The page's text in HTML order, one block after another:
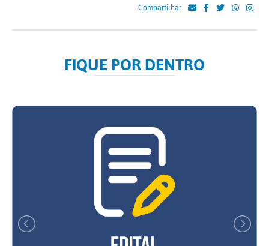
Compartilhar
FIQUE POR DENTRO